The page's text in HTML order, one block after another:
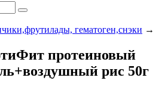
гематоген,снэки →
протеиновый
рис 50г